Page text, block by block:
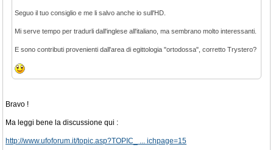
Seguo il tuo consiglio e me li salvo anche io sull'HD.
Mi serve tempo per tradurli dall'inglese all'italiano, ma sembrano molto interessanti.
E sono contributi provenienti dall'area di egittologia "ortodossa", corretto Trystero?
Bravo !
Ma leggi bene la discussione qui :
http://www.ufoforum.it/topic.asp?TOPIC_ ... ichpage=15